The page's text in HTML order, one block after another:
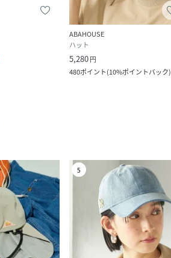
ABAHOUSE
ハット
5,280円
480ポイント(10%ポイントバック)
5